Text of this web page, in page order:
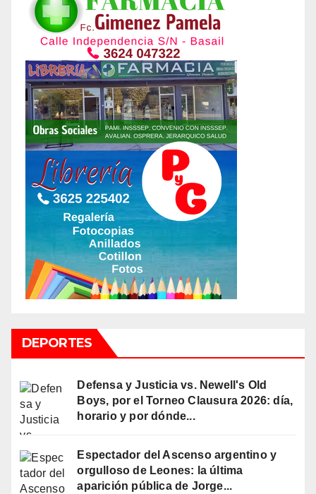
DEPORTES
Defensa y Justicia vs. Newell's Old
Boys, por el Torneo Clausura 2026: día,
horario y por dónde...
Espectador del Ascenso argentino y
orgulloso de Leones: la última
aparición pública de Jorge...